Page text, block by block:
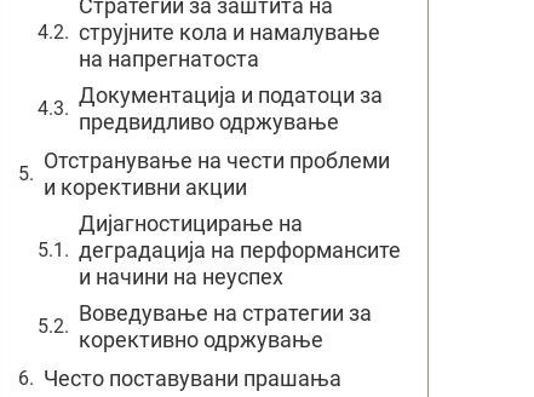
Стратегии за заштита на
струјните кола и намалување
на напрегнатоста
Документација и податоци за
предвидливо одржување
Отстранување на чести проблеми
и корективни акции
Дијагностицирање на
деградација на перформансите
и начини на неуспех
Воведување на стратегии за
корективно одржување
Често поставувани прашања